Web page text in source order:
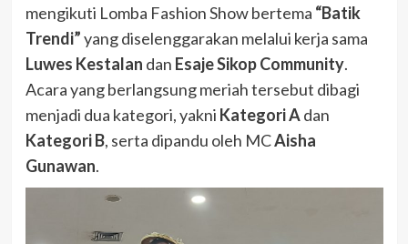
mengikuti Lomba Fashion Show bertema “Batik
Trendi”yang diselenggarakan melalui kerja sama
Luwes Kestalan dan Esaje Sikop Community.
Acara yang berlangsung meriah tersebut dibagi
menjadi dua kategori, yakni Kategori Adan
Kategori B, serta dipandu oleh MCAisha
Gunawan.